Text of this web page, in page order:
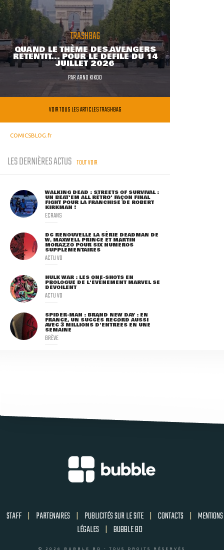
TRASHBAG
QUAND LE THÈME DES AVENGERS
RETENTIT... POUR LE DÉFILÉ DU 14
JUILLET 2026
PARARNO KIKOO
VOIR TOUS LES ARTICLES TRASHBAG
COMICSBLOG.fr
LES DERNIÈRES ACTUS TOUT VOIR
WALKING DEAD : STREETS OF SURVIVAL :
UN BEAT'EM ALL RÉTRO' FAÇON FINAL
FIGHT POUR LA FRANCHISE DE ROBERT
KIRKMAN !
ECRANS
DC RENOUVELLE LA SÉRIE DEADMAN DE
W. MAXWELL PRINCE ET MARTIN
MORAZZO POUR SIX NUMÉROS
SUPPLÉMENTAIRES
ACTU VO
HULK WAR : LES ONE-SHOTS EN
PROLOGUE DE L'ÉVÈNEMENT MARVEL SE
DÉVOILENT
ACTU VO
SPIDER-MAN : BRAND NEW DAY : EN
FRANCE, UN SUCCÈS RECORD AUSSI
AVEC 3 MILLIONS D'ENTRÉES EN UNE
SEMAINE
BRÈVE
STAFF | PARTENAIRES | PUBLICITÉS SUR LE SITE | CONTACTS | MENTIONS
LÉGALES | BUBBLE BD
© 2026 BUBBLE BD - TOUS DROITS RÉSERVÉS